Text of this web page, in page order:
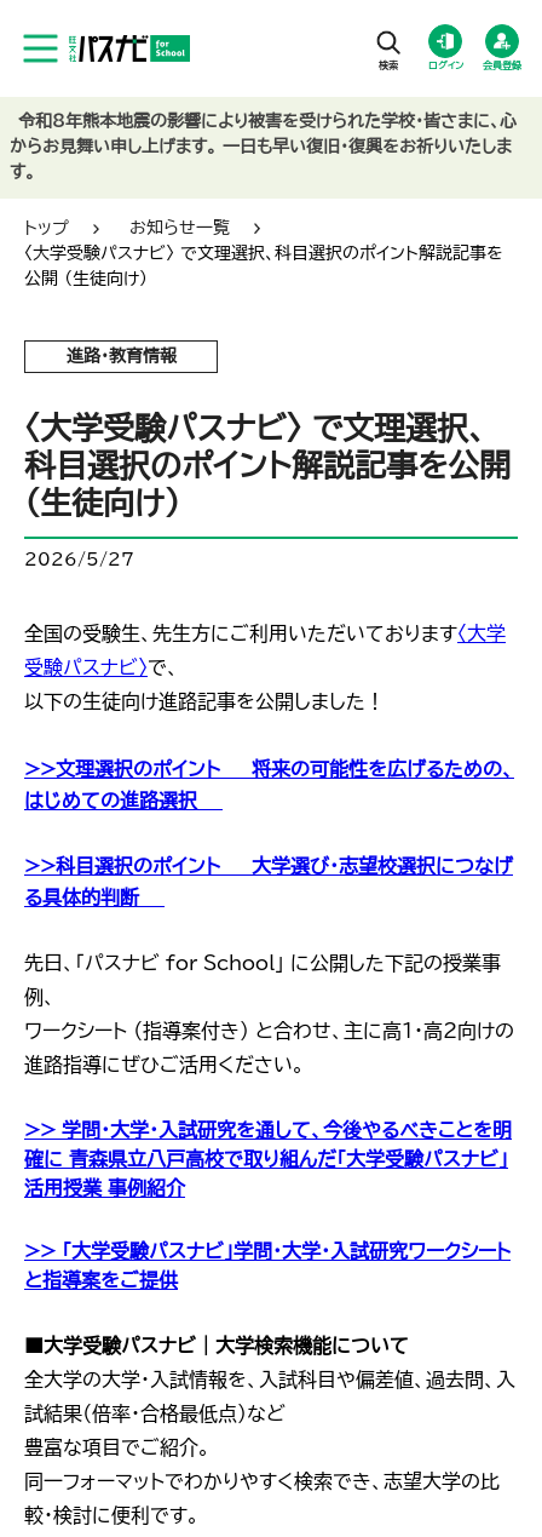
ログイン 会員登録
トップ
お知らせ一覧
〈大学受験パスナビ〉 で文理選択、科目選択のポイント解説記事を
公開 （生徒向け）
進路・教育情報
〈大学受験パスナビ〉 で文理選択、
科目選択のポイント解説記事を公開
（生徒向け）
2026/5/27
全国の受験生、先生方にご利用いただいております〈大学
受験パスナビ〉で、
以下の生徒向け進路記事を公開しました！
>>文理選択のポイント ― 将来の可能性を広げるための、
はじめての進路選択 ―
>>科目選択のポイント ― 大学選び・志望校選択につなげ
る具体的判断 ―
先日、「パスナビ for School」 に公開した下記の授業事
例、
ワークシート （指導案付き） と合わせ、主に高1・高2向けの
進路指導にぜひご活用ください。
>> 学問・大学・入試研究を通して、今後やるべきことを明
確に 青森県立八戸高校で取り組んだ「大学受験パスナビ」
活用授業 事例紹介
>> 「大学受験パスナビ」学問・大学・入試研究ワークシート
と指導案をご提供
■大学受験パスナビ｜大学検索機能について
全大学の大学・入試情報を、入試科目や偏差値、過去問、入
試結果（倍率・合格最低点）など
豊富な項目でご紹介。
同一フォーマットでわかりやすく検索でき、志望大学の比
較・検討に便利です。
令和8年熊本地震の影響により被害を受けられた学校・皆さまに、心
からお見舞い申し上げます。 一日も早い復旧・復興をお祈りいたしま
す。